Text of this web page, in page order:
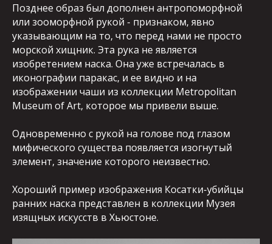
Позднее образ был дополнен антропоморфной
или зооморфной рукой - признаком, явно
указывающим на то, что перед нами не просто
морской хищник. Эта рука не является
изобретением наска. Она уже встречалась в
иконографии паракас, и ее видно и на
изображении чаши из коллекции Metropolitan
Museum of Art, которое мы привели выше.
Одновременно с рукой на голове под глазом
мифического существа появляется изогнутый
элемент, значение которого неизвестно.
Хороший пример изображения Косатки-убийцы
ранних наска представлен в коллекции Музея
изящных искусств в Хьюстоне.